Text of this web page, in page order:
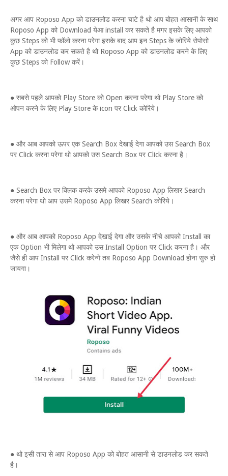
अगर आप Roposo App को डाउनलोड करना चाटे है थो आप बोहत आसानी के साथ
Roposo App को Download येआ install कर सकते है मगर इसके लिए आपको
कुछ Steps को भी फॉलो करना परेगा इसके बाद आप इन Steps के जोरिये रोपोसो
App को डाउनलोड कर सकते है थो Roposo App को डाउनलोड करने के लिए
कुछ Steps को Follow करें।
● सबसे पहले आपको Play Store को Open करना परेगा थो Play Store को
ओपन करने के लिए Play Store के icon पर Click कोरिये।
● और आब आपको ऊपर एक Search Box देखाई देगा आपको उस Search Box
पर Click करना परेगा थो आपको उस Search Box पर Click करना है।
● Search Box पर क्लिक करके उसमे आपको Roposo App लिखर Search
करना परेगा थो आप उसमे Roposo App लिखर Search कोरिये।
● और आब आपको Roposo App देखाई देगा और उसके नीचे आपको Install का
एक Option भी मिलेगा थो आपको उस Install Option पर Click करना है। और
जैसे ही आप Install पर Click करेन्गे तब Roposo App Download होना सुरु हो
जायगा।
● थो इसी तारा से आप Roposo App को बोहत आसानी से डाउनलोड कर सकते
है।